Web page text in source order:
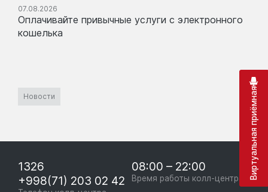
07.08.2026
Оплачивайте привычные услуги с электронного
кошелька
Новости
1326
+998(71) 203 02 42
08:00 – 22:00
Время работы колл-центра Виртуальная приёмная